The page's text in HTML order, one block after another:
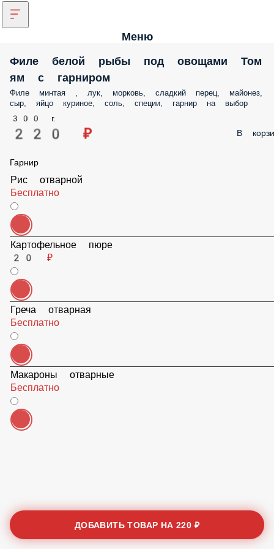
Меню
Филе белой рыбы под овощами Том ям с
гарниром
Филе минтая , лук, морковь, сладкий перец, майонез, сыр, яйцо
куриное, соль, специи, гарнир на выбор
300 г.
220 ₽ В
Гарнир
Рис отварной
Бесплатно
Картофельное пюре
20 ₽
Греча отварная
Бесплатно
Макароны отварные
Бесплатно
ДОБАВИТЬ ТОВАР НА220 ₽